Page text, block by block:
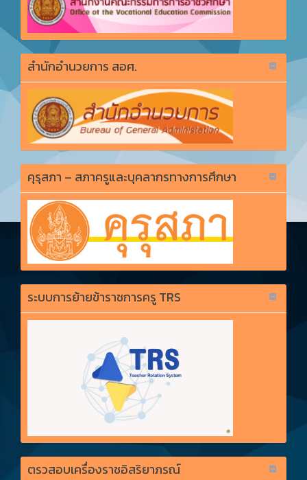
สำนักอำนวยการ สอศ.
คุรุสภา – สภาครูและบุคลากรทางการศึกษา
ระบบการย้ายข้าราชการครู TRS
ตรวสอบเครื่องราชอิสริยาภรณ์